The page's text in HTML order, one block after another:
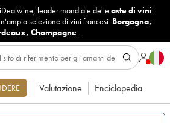
leader mondiale delle aste di vini
selezione di vini francesi: Borgogna,
, Champagne...
Valutazione Enciclopedia